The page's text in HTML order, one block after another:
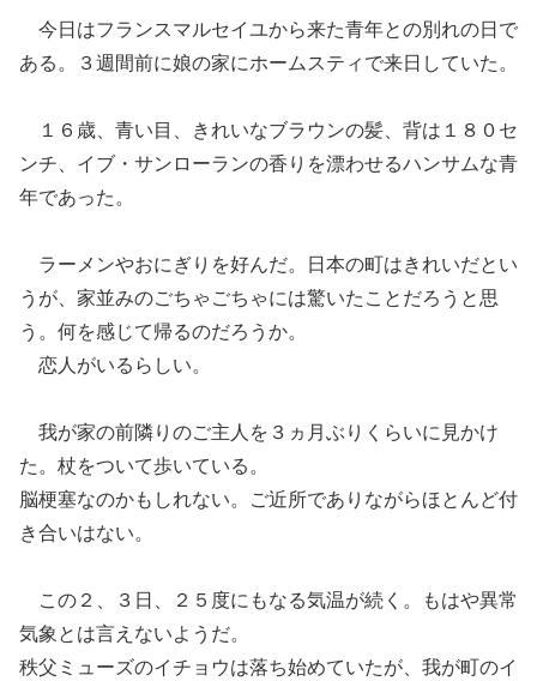
今日はフランスマルセイユから来た青年との別れの日で
ある。３週間前に娘の家にホームスティで来日していた。
１６歳、 青い目、きれいなブラウンの髪、背は１８０セ
ンチ、イブ・サンローランの香りを漂わせるハンサムな青
年であった。
ラーメンやおにぎりを好んだ。
日本の町はきれいだとい
うが、家並みのごちゃごちゃには驚いたことだろうと思
う。何を感じて帰るのだろうか。
恋人がいるらしい。
我が家の前隣りのご主人を３ヵ月ぶりくらいに見かけ
た。杖をついて歩いている。
脳梗塞なのかもしれない。
ご近所でありながらほとんど付
き合いはない。
この ２、３日、
２５度にもなる気温が続く。もはや異常
気象とは言えないようだ。
秩父ミューズのイチョウは落ち始めていたが、我が町のイ